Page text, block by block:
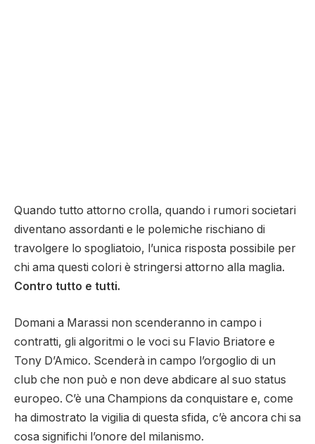
Quando tutto attorno crolla, quando i rumori societari
diventano assordanti e le polemiche rischiano di
travolgere lo spogliatoio, l’unica risposta possibile per
chi ama questi colori è stringersi attorno alla maglia.
Contro tutto e tutti.
Domani a Marassi non scenderanno in campo i
contratti, gli algoritmi o le voci su Flavio Briatore e
Tony D’Amico. Scenderà in campo l’orgoglio di un
club che non può e non deve abdicare al suo status
europeo. C’è una Champions da conquistare e, come
ha dimostrato la vigilia di questa sfida, c’è ancora chi sa
cosa significhi l’onore del milanismo.